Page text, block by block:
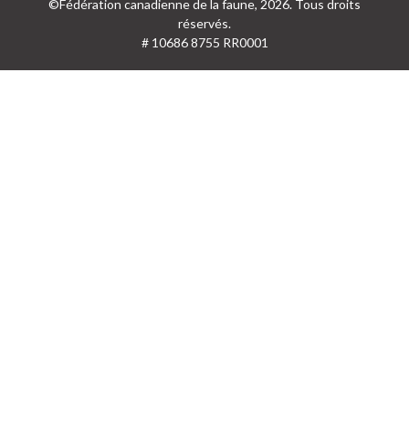
©Fédération canadienne de la faune, 2026. Tous droits
réservés.
# 10686 8755 RR0001